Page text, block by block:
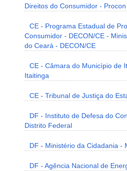
Direitos do Consumidor -
CE - Programa Estadual de
Consumidor - DECON/CE -
do Ceará - DECON/CE
CE - Câmara do Município de
Itaitinga
CE - Tribunal de Justiça do
DF - Instituto de Defesa do
Distrito Federal
DF - Ministério da Cidadania -
DF - Agência Nacional de